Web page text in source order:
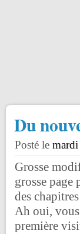
Du
Posté le
Grosse
grosse page
des
Ah oui, vous
première